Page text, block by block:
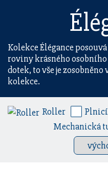
Kolekce Élégance
roviny krásného osobního
dotek, to vše je
kolekce.
Roller
Mechanická